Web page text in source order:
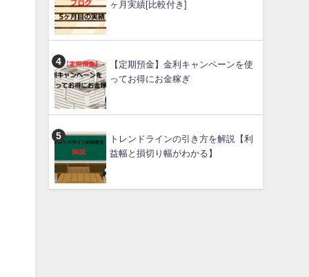
ヶ月実績[比較付き]
【定期預金】金利キャンペーンを使
ってお得にお金稼ぎ
トレンドラインの引き方を解説【利
益幅と損切り幅がわかる】